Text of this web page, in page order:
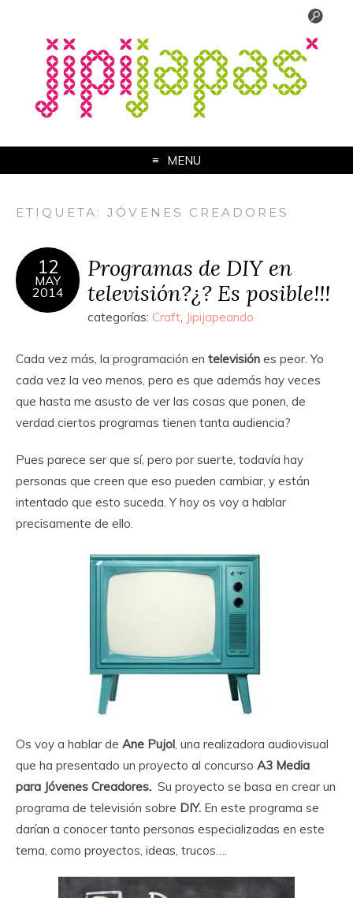
MENU
ETIQUETA:JÓVENES CREADORES
12
MAY
2014
Programas de DIY en
televisión?¿? Es posible!!!
categorías: Craft, Jipijapeando
Cada vez más, la programación en televisión es peor. Yo
cada vez la veo menos, pero es que además hay veces
que hasta me asusto de ver las cosas que ponen, de
verdad ciertos programas tienen tanta audiencia?
Pues parece ser que sí, pero por suerte, todavía hay
personas que creen que eso pueden cambiar, y están
intentado que esto suceda. Y hoy os voy a hablar
precisamente de ello.
Os voy a hablar de Ane Pujol, una realizadora audiovisual
que ha presentado un proyecto al concurso A3 Media
para Jóvenes Creadores. Su proyecto se basa en crear un
programa de televisión sobre DIY. En este programa se
darían a conocer tanto personas especializadas en este
tema, como proyectos, ideas, trucos….